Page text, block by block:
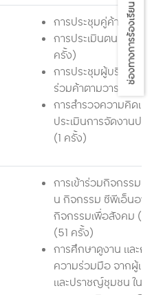
การประชุมคู่ค้า (2 ครั้
การประเมินตนเองขอ
ครั้ง)
การประชุมผู้บริหาร แ
ร่วมค้าตามวาระ
การสำรวจความคิดเห็
ประเมินการจัดงานปร
(1 ครั้ง)
การเข้าร่วมกิจกรรมเ
น กิจกรรม ซีพีเอ็นอาส
กิจกรรมเพื่อสังคม
(51 ครั้ง)
การศึกษาดูงาน และก
ความร่วมมือ จากผู้แ
และปราชญ์ชุมชน ใน
ช่องทางการร้องเรียน